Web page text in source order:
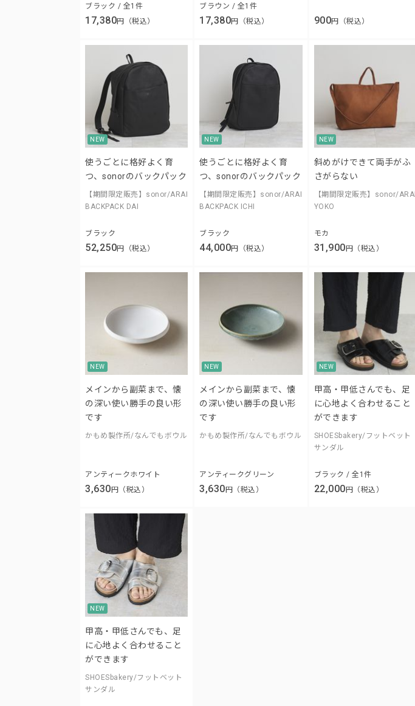
ブラック / 全1件
17,380円（税込）
ブラウン / 全1件
17,380円（税込） 900円（税込）
NEW
使うごとに格好よく育
つ、sonorのバックパック
【期間限定販売】sonor/ARAI
BACKPACK DAI
ブラック
52,250円（税込）
NEW
使うごとに格好よく育
つ、sonorのバックパック
【期間限定販売】sonor/ARAI
BACKPACK ICHI
ブラック
44,000円（税込）
NEW
斜めがけできて両手がふ
さがらない
【期間限定販売】sonor/ARAI
YOKO
モカ
31,900 円（税込）
NEW
メインから副菜まで、懐
の深い使い勝手の良い形
です
かもめ製作所/なんでもボウル
アンティークホワイト
3,630 円（税込）
NEW
メインから副菜まで、懐
の深い使い勝手の良い形
です
かもめ製作所/なんでもボウル
アンティークグリーン
3,630 円（税込）
NEW
甲高・甲低さんでも、足
に心地よく合わせること
ができます
SHOESbakery/フットベット
サンダル
ブラック / 全1件
22,000 円（税込）
NEW
甲高・甲低さんでも、足
に心地よく合わせること
ができます
SHOESbakery/フットベット
サンダル